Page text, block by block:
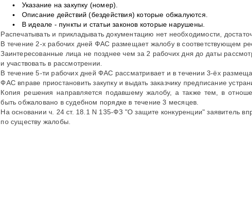
Указание на закупку (номер).
Описание действий (бездействия) которые обжалуются.
В идеале - пункты и статьи законов которые нарушены.
Распечатывать и прикладывать документацию нет необходимости,
В течение 2-х рабочих дней ФАС размещает жалобу в соответствующем
Заинтересованные лица не позднее чем за 2 рабочих дня до даты
и участвовать в рассмотрении.
В течение 5-ти рабочих дней ФАС рассматривает и в течении 3-ёх
ФАС вправе приостановить закупку и выдать заказчику предписание
Копия решения направляется подавшему жалобу, а также тем, в
быть обжаловано в судебном порядке в течение 3 месяцев.
На основании ч. 24 ст. 18.1 N 135-ФЗ "О защите конкуренции" заявитель
по существу жалобы.